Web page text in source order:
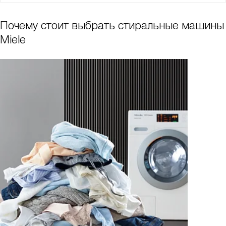
Почему стоит выбрать стиральные машины
Miele